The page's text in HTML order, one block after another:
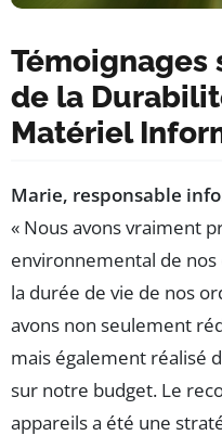
Témoignages
de la
Matériel
Marie, responsable
« Nous avons vraiment
environnemental de
la durée de vie de nos
avons non seulement
mais également réalisé
sur notre budget. Le
appareils a été une